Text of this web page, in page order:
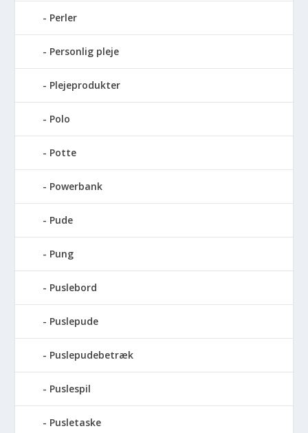
Perler
Personlig pleje
Plejeprodukter
Polo
Potte
Powerbank
Pude
Pung
Puslebord
Puslepude
Puslepudebetræk
Puslespil
Pusletaske